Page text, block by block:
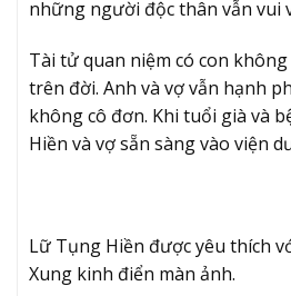
những người độc thân vẫn vui
Tài tử quan niệm có con
trên đời. Anh và vợ vẫn hạnh
không cô đơn. Khi tuổi già và
Hiền và vợ sẵn sàng vào viện
Lữ Tụng Hiền được yêu thích
Xung kinh điển màn ảnh.